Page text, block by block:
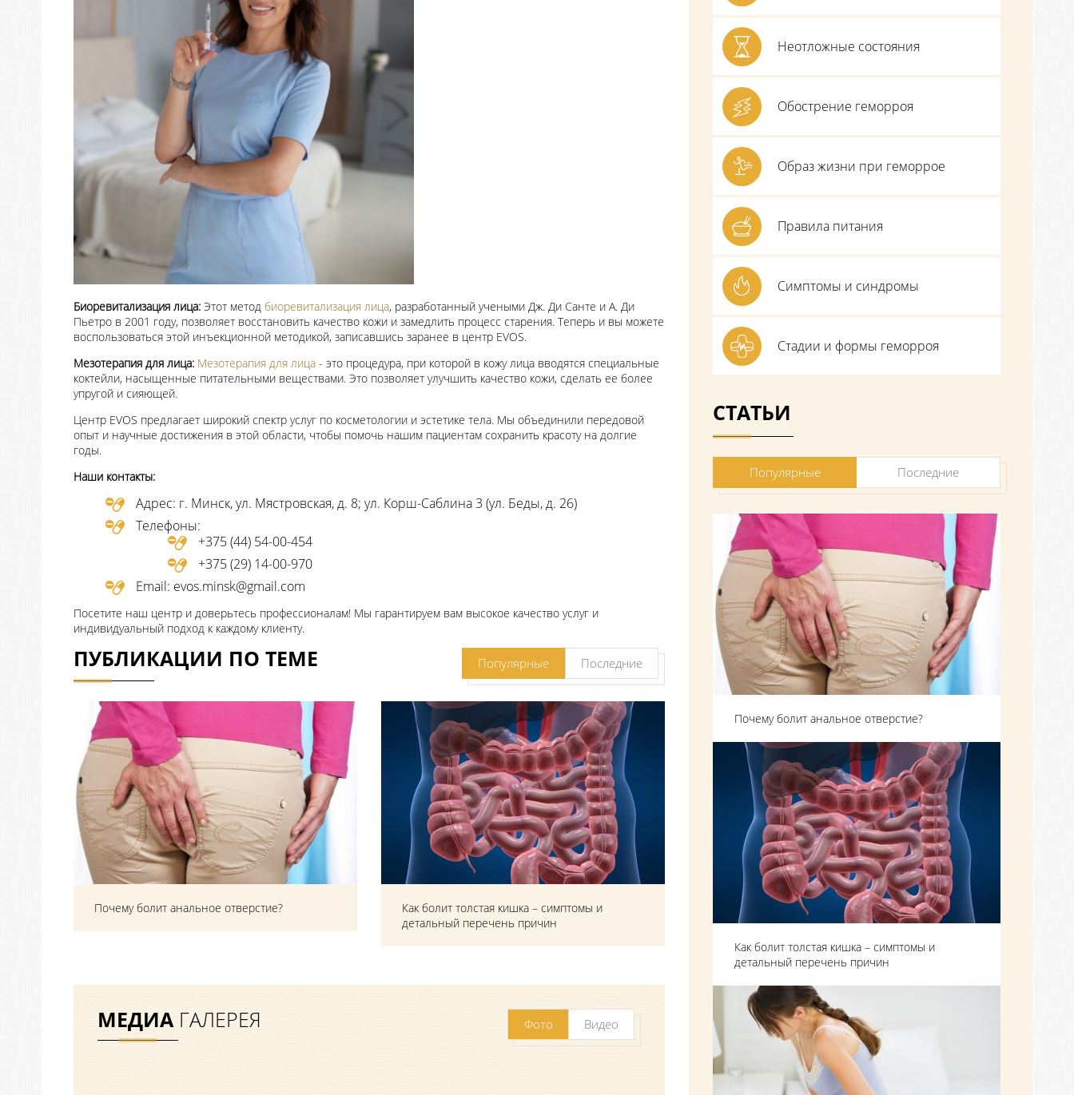
Биоревитализация лица: Этот метод биоревитализация лица, разработанный учеными Дж. Ди Санте и А. Ди
Пьетро в 2001 году, позволяет восстановить качество кожи и замедлить процесс старения. Теперь и вы можете
воспользоваться этой инъекционной методикой, записавшись заранее в центр EVOS.
Мезотерапия для лица: Мезотерапия для лица - это процедура, при которой в кожу лица вводятся специальные
коктейли, насыщенные питательными веществами. Это позволяет улучшить качество кожи, сделать ее более
упругой и сияющей.
Центр EVOS предлагает широкий спектр услуг по косметологии и эстетике тела. Мы объединили передовой
опыт и научные достижения в этой области, чтобы помочь нашим пациентам сохранить красоту на долгие
годы.
Наши контакты:
Адрес: г. Минск, ул. Мястровская, д. 8; ул. Корш-Саблина 3 (ул. Беды, д. 26)
Телефоны:
+375 (44) 54-00-454
+375 (29) 14-00-970
Email: evos.minsk@gmail.com
Посетите наш центр и доверьтесь профессионалам! Мы гарантируем вам высокое качество услуг и
индивидуальный подход к каждому клиенту.
ПУБЛИКАЦИИ ПО ТЕМЕ Популярные Последние
Почему болит анальное отверстие?
Как болит толстая кишка – симптомы и
детальный перечень причин
МЕДИА ГАЛЕРЕЯ Фото Видео
Неотложные состояния
Обострение геморроя
Образ жизни при геморрое
Правила питания
Симптомы и синдромы
Стадии и формы геморроя
СТАТЬИ
Популярные Последние
Почему болит анальное отверстие?
Как болит толстая кишка – симптомы и
детальный перечень причин